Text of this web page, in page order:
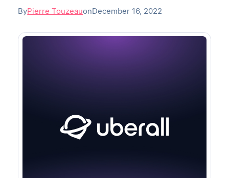
ByPierre TouzeauonDecember 16, 2022